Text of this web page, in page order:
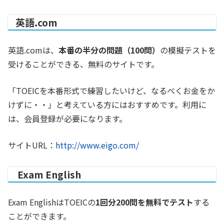
英語.com
英語.comは、 本番の半分の問題（100問） の模擬テストを
受けることができる、無料のサイトです。
「TOEICを本番形式で練習したいけど、なるべくお金をか
けずに・・」と考えている方にはおすすめです。利用に
は、会員登録が必要になります。
サイトURL： http://www.eigo.com/
Exam English
Exam EnglishはTOEICの1回分200問を無料でテストする
ことができます。